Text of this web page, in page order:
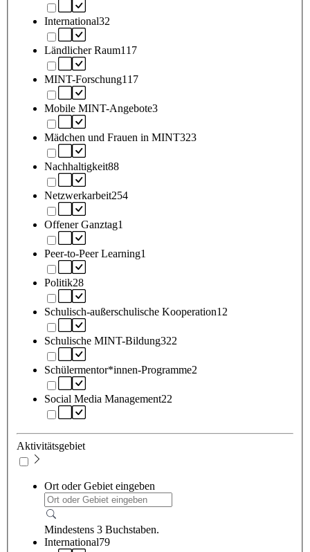
International32
Ländlicher Raum117
MINT-Forschung117
Mobile MINT-Angebote3
Mädchen und Frauen in MINT323
Nachhaltigkeit88
Netzwerkarbeit254
Offener Ganztag1
Peer-to-Peer Learning1
Politik28
Schulisch-außerschulische Kooperation12
Schulische MINT-Bildung322
Schülermentor*innen-Programme2
Social Media Management22
Aktivitätsgebiet
Ort oder Gebiet eingeben
Mindestens 3 Buchstaben.
International79